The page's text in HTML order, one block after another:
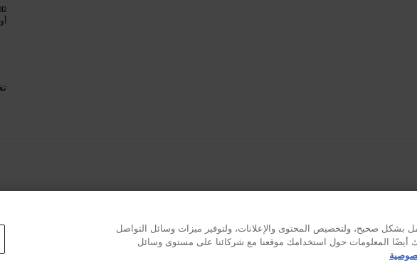
أو
بشكل صحيح، ولتخصيص المحتوى والإعلانات، ولتوفير ميزات وسائل التواصل
أيضًا المعلومات حول استخدامك موقعنا مع شركائنا على مستوى وسائل